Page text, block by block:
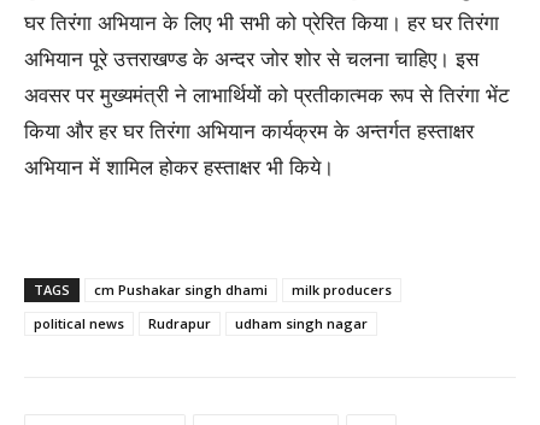
घर तिरंगा अभियान के लिए भी सभी को प्रेरित किया। हर घर तिरंगा
अभियान पूरे उत्तराखण्ड के अन्दर जोर शोर से चलना चाहिए। इस
अवसर पर मुख्यमंत्री ने लाभार्थियों को प्रतीकात्मक रूप से तिरंगा भेंट
किया और हर घर तिरंगा अभियान कार्यक्रम के अन्तर्गत हस्ताक्षर
अभियान में शामिल होकर हस्ताक्षर भी किये।
TAGS cm Pushakar singh dhami
milk producers
political news
Rudrapur udham singh nagar